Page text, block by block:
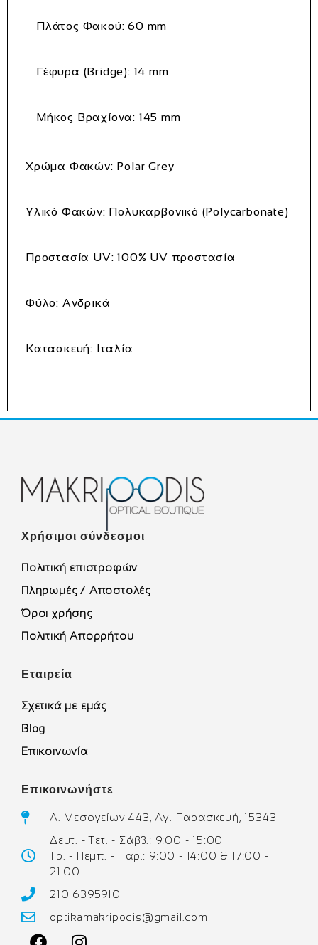
Πλάτος Φακού: 60 mm
Γέφυρα (Bridge): 14mm
Μήκος Βραχίονα: 145mm
Χρώμα Φακών: PolarGrey
Υλικό Φακών: Πολυκαρβονικό (Polycarbonate)
Προστασία UV: 100% UV προστασία
Φύλο: Ανδρικά
Κατασκευή: Ιταλία
Χρήσιμοι σύνδεσμοι
Πολιτική επιστροφών
Πληρωμές / Αποστολές
Όροι χρήσης
Πολιτική Απορρήτου
Εταιρεία
Σχετικά με εμάς
Blog
Επικοινωνία
Επικοινωνήστε
Λ. Μεσογείων 443, Αγ. Παρασκευή, 15343
Δευτ. - Τετ. - Σάββ.: 9:00 - 15:00
Τρ. - Πεμπ. - Παρ.: 9:00 - 14:00 & 17:00 -
21:00
210 6395910
optikamakripodis@gmail.com